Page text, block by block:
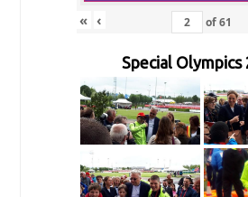
« ‹ of61
Special Olympics